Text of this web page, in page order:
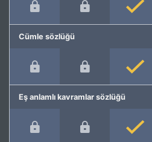
Cümle sözlüğü
Eş anlamlı kavramlar sözlüğü